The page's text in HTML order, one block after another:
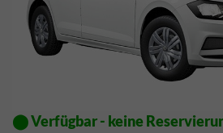
⬤ Verfügbar - keine